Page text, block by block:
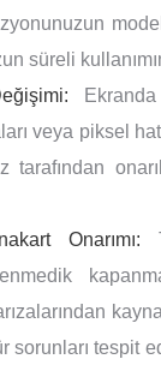
süreli
veya piksel
tarafından
Onarımı:
tespit